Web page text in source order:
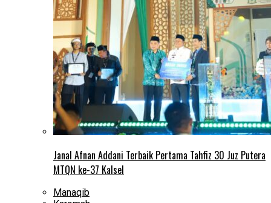
Janal Afnan Addani Terbaik Pertama Tahfiz 30 Juz Putera
MTQN ke-37 Kalsel
Manaqib